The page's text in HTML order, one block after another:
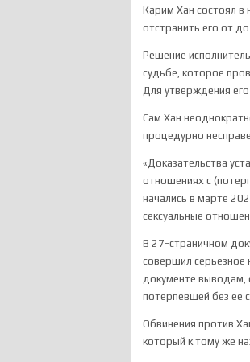
Карим Хан состоял
отстранить его от
Решение
судьбе, которое
Для утверждения
Сам Хан
процедурно
«Доказательства
отношениях с
начались в марте
сексуальные
В 27-страничном
совершил серьезное
документе выводам,
потерпевшей без ее
Обвинения против
который к тому же